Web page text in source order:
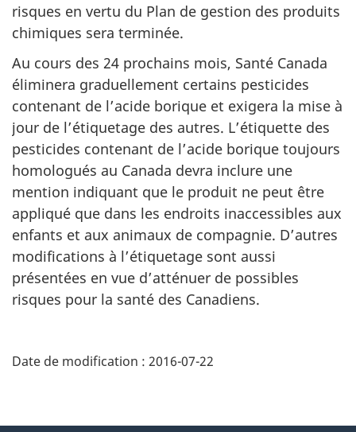
risques en vertu du Plan de gestion des produits
chimiques sera terminée.
Au cours des 24 prochains mois, Santé Canada
éliminera graduellement certains pesticides
contenant de l’acide borique et exigera la mise à
jour de l’étiquetage des autres. L’étiquette des
pesticides contenant de l’acide borique toujours
homologués au Canada devra inclure une
mention indiquant que le produit ne peut être
appliqué que dans les endroits inaccessibles aux
enfants et aux animaux de compagnie. D’autres
modifications à l’étiquetage sont aussi
présentées en vue d’atténuer de possibles
risques pour la santé des Canadiens.
Date de modification : 2016-07-22